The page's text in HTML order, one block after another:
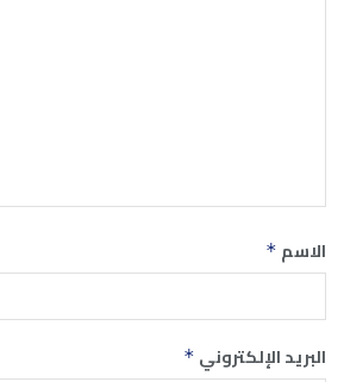
الاسم *
البريد الإلكتروني *